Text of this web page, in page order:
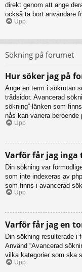
direkt genom att ange
också ta bort användare
Upp
Sökning på forumet
Hur söker jag på
Ange en term i sökrutan
trådsidor. Avancerad
sökning”-länken som
nås kan variera
Upp
Varför får jag
Din sökning var
som inte indexeras av
som finns i avancerad
Upp
Varför får jag en
Din sökning resulterade i
Använd “Avancerad
vilka kategorier som ska
Upp